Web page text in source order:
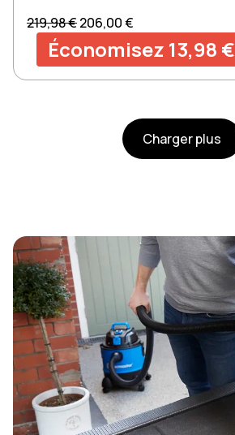
Prix normal
219,98 €Prix soldé
206,00 €
Économisez 13,98 €
Charger plus